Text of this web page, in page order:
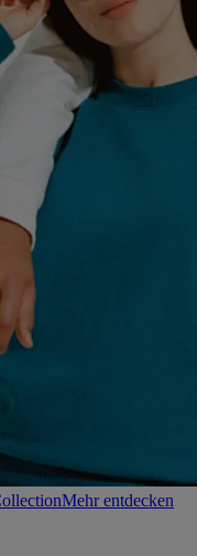
Mehr entdecken